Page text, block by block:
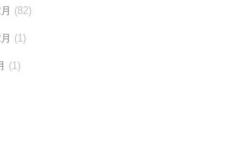
(82)
(1)
(1)